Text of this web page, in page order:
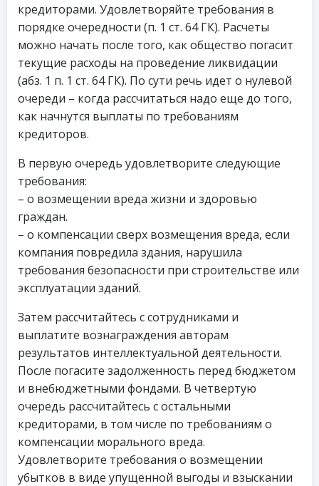
кредиторами. Удовлетворяйте требования в
порядке очередности (п. 1 ст. 64 ГК). Расчеты
можно начать после того, как общество погасит
текущие расходы на проведение ликвидации
(абз. 1 п. 1 ст. 64 ГК). По сути речь идет о нулевой
очереди – когда рассчитаться надо еще до того,
как начнутся выплаты по требованиям
кредиторов.
В первую очередь удовлетворите следующие
требования:
– о возмещении вреда жизни и здоровью
граждан.
– о компенсации сверх возмещения вреда, если
компания повредила здания, нарушила
требования безопасности при строительстве или
эксплуатации зданий.
Затем рассчитайтесь с сотрудниками и
выплатите вознаграждения авторам
результатов интеллектуальной деятельности.
После погасите задолженность перед бюджетом
и внебюджетными фондами. В четвертую
очередь рассчитайтесь с остальными
кредиторами, в том числе по требованиям о
компенсации морального вреда.
Удовлетворите требования о возмещении
убытков в виде упущенной выгоды и взыскании